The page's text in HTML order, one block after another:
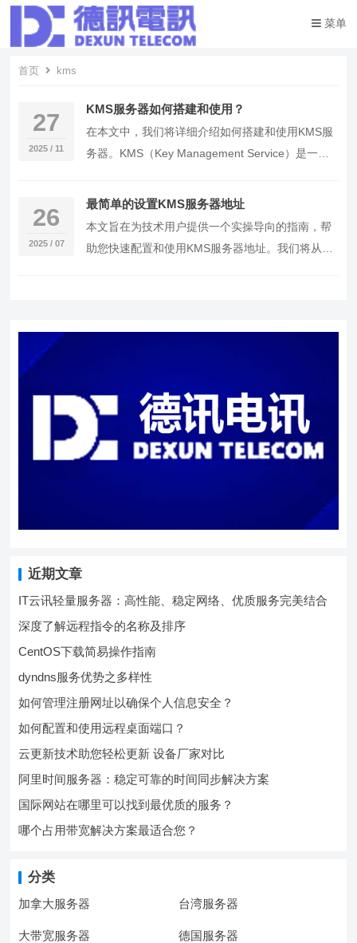
菜单
首页 kms
27
2025 / 11
KMS服务器如何搭建和使用？
在本文中，我们将详细介绍如何搭建和使用KMS服
务器。KMS（Key Management Service）是一种
26
2025 / 07
最简单的设置KMS服务器地址
本文旨在为技术用户提供一个实操导向的指南，帮
助您快速配置和使用KMS服务器地址。我们将从背
近期文章
IT云讯轻量服务器：高性能、稳定网络、优质服务完美结合
深度了解远程指令的名称及排序
CentOS下载简易操作指南
dyndns服务优势之多样性
如何管理注册网址以确保个人信息安全？
如何配置和使用远程桌面端口？
云更新技术助您轻松更新 设备厂家对比
阿里时间服务器：稳定可靠的时间同步解决方案
国际网站在哪里可以找到最优质的服务？
哪个占用带宽解决方案最适合您？
分类
加拿大服务器 台湾服务器
大带宽服务器 德国服务器